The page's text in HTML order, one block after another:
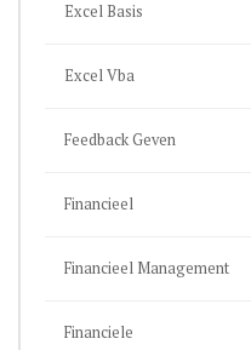
Excel Basis
Excel Vba
Feedback Geven
Financieel
Financieel Management
Financiele